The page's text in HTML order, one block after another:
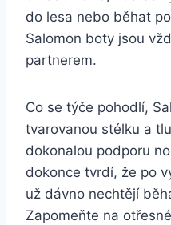
‍do lesa nebo běhat
Salomon boty ​jsou
⁤partnerem.
Co se týče pohodlí,⁤
tvarovanou stélku a
dokonalou podporu
⁤dokonce‌ tvrdí, že ‌po
⁢už dávno nechtějí
Zapomeňte na⁤